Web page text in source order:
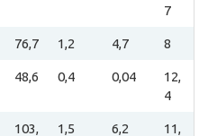
7
76,7 1,2 4,7 8
48,6 0,4 0,04
12,
4
103, 1,5 6,2 11,